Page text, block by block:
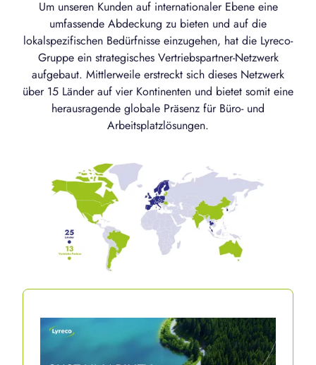
Um unseren Kunden auf internationaler Ebene eine
umfassende Abdeckung zu bieten und auf die
lokalspezifischen Bedürfnisse einzugehen, hat die Lyreco-
Gruppe ein strategisches Vertriebspartner-Netzwerk
aufgebaut. Mittlerweile erstreckt sich dieses Netzwerk
über 15 Länder auf vier Kontinenten und bietet somit eine
herausragende globale Präsenz für Büro- und
Arbeitsplatzlösungen.